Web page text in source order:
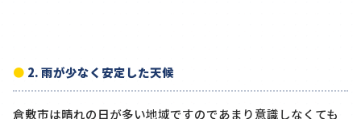
2. 雨が少なく安定した天候
倉敷市は晴れの日が多い地域ですのであまり意識しなくても